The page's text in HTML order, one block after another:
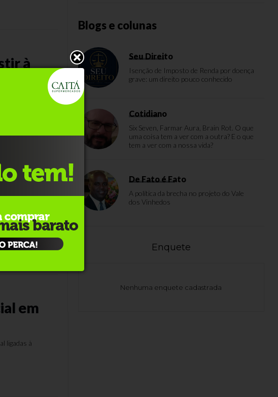
à
acompanhar os
em uma edição
em
ligadas à
Blogs e colunas
Seu Direito
Isenção de Imposto de Renda por doença
grave: um direito pouco conhecido
Cotidiano
Six Seven, Farmar Aura, Brain Rot. O que
uma coisa tem a ver com a outra? E o que
tem a ver com a nossa vida?
De Fato é Fato
A política da brecha no projeto do Vale
dos Vinhedos
Enquete
Nenhuma enquete cadastrada